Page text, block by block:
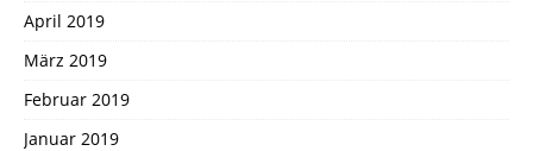
April 2019
März 2019
Februar 2019
Januar 2019